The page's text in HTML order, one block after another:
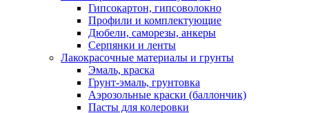
Гипсокартон, гипсоволокно
Профили и комплектующие
Дюбели, саморезы, анкеры
Серпянки и ленты
Лакокрасочные материалы и грунты
Эмаль, краска
Грунт-эмаль, грунтовка
Аэрозольные краски (баллончик)
Пасты для колеровки